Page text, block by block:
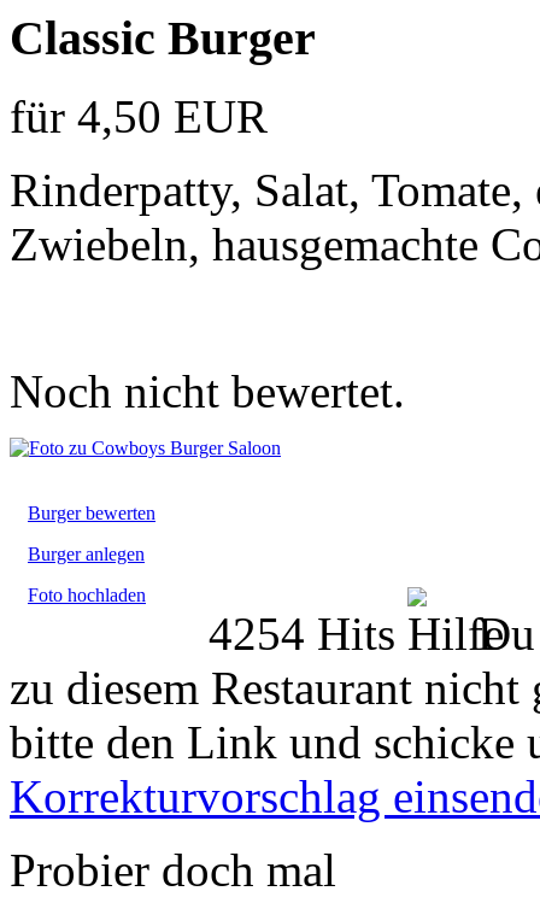
Classic Burger
für 4,50 EUR
Rinderpatty, Salat,
Zwiebeln, hausgemachte
Noch nicht bewertet.
Burger bewerten
Burger anlegen
Foto hochladen
4254 Hits
zu diesem Restaurant
bitte den Link und schicke
Korrekturvorschlag
Probier doch mal